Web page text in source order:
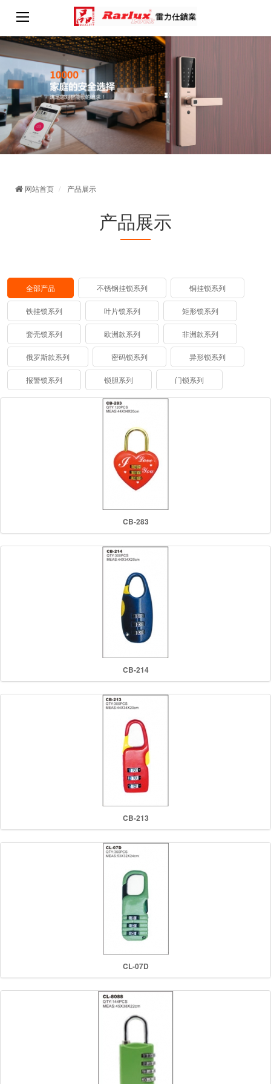
网站首页 产品展示
产品展示
全部产品 不锈钢挂锁系列 铜挂锁系列
铁挂锁系列 叶片锁系列 矩形锁系列
套壳锁系列 欧洲款系列 非洲款系列
俄罗斯款系列 密码锁系列 异形锁系列
报警锁系列 锁胆系列 门锁系列
CB-283
CB-214
CB-213
CL-07D